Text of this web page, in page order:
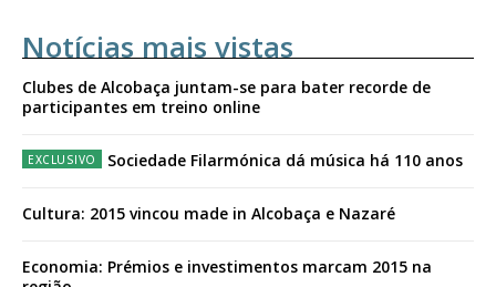
Notícias mais vistas
Clubes de Alcobaça juntam-se para bater recorde de
participantes em treino online
Sociedade Filarmónica dá música há 110 anos
Cultura: 2015 vincou made in Alcobaça e Nazaré
Economia: Prémios e investimentos marcam 2015 na